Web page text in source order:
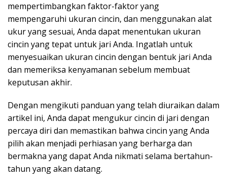
mempertimbangkan faktor-faktor yang
mempengaruhi ukuran cincin, dan menggunakan alat
ukur yang sesuai, Anda dapat menentukan ukuran
cincin yang tepat untuk jari Anda. Ingatlah untuk
menyesuaikan ukuran cincin dengan bentuk jari Anda
dan memeriksa kenyamanan sebelum membuat
keputusan akhir.
Dengan mengikuti panduan yang telah diuraikan dalam
artikel ini, Anda dapat mengukur cincin di jari dengan
percaya diri dan memastikan bahwa cincin yang Anda
pilih akan menjadi perhiasan yang berharga dan
bermakna yang dapat Anda nikmati selama bertahun-
tahun yang akan datang.